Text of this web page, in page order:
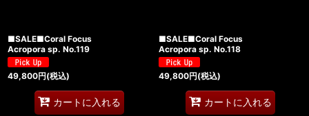
■SALE■Coral Focus
Acropora sp. No.119
49,800円(税込)
カートに入れる
■SALE■Coral Focus
Acropora sp. No.118
49,800円(税込)
カートに入れる